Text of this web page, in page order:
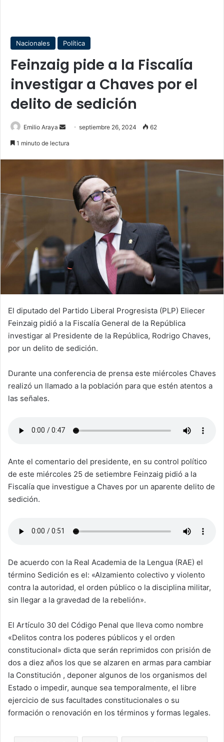
Nacionales Política
Feinzaig pide a la Fiscalía
investigar a Chaves por el
delito de sedición
Emilio Araya
Sendseptiembre 26, 2024 62
1 minuto de lectura
El diputado del Partido Liberal Progresista (PLP) Eliecer
Feinzaig pidió a la Fiscalía General de la República
investigar al Presidente de la República, Rodrigo Chaves,
por un delito de sedición.
Durante una conferencia de prensa este miércoles Chaves
realizó un llamado a la población para que estén atentos a
las señales.
Ante el comentario del presidente, en su control político
de este miércoles 25 de setiembre Feinzaig pidió a la
Fiscalía que investigue a Chaves por un aparente delito de
sedición.
De acuerdo con la Real Academia de la Lengua (RAE) el
término Sedición es el: «Alzamiento colectivo y violento
contra la autoridad, el orden público o la disciplina militar,
sin llegar a la gravedad de la rebelión».
El Artículo 30 del Código Penal que lleva como nombre
«Delitos contra los poderes públicos y el orden
constitucional» dicta que serán reprimidos con prisión de
dos a diez años los que se alzaren en armas para cambiar
la Constitución , deponer algunos de los organismos del
Estado o impedir, aunque sea temporalmente, el libre
ejercicio de sus facultades constitucionales o su
formación o renovación en los términos y formas legales.